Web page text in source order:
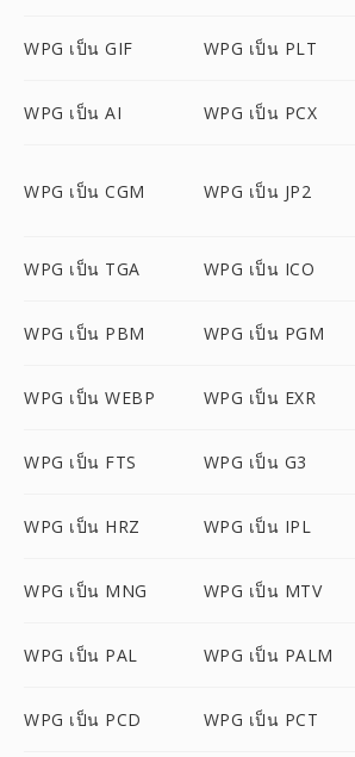
WPG เป็น GIF WPG เป็น PLT
WPG เป็น AI WPG เป็น PCX
WPG เป็น CGM WPG เป็น JP2
WPG เป็น TGA WPG เป็น ICO
WPG เป็น PBM WPG เป็น PGM
WPG เป็น WEBP WPG เป็น EXR
WPG เป็น FTS WPG เป็น G3
WPG เป็น HRZ WPG เป็น IPL
WPG เป็น MNG WPG เป็น MTV
WPG เป็น PAL WPG เป็น PALM
WPG เป็น PCD WPG เป็น PCT